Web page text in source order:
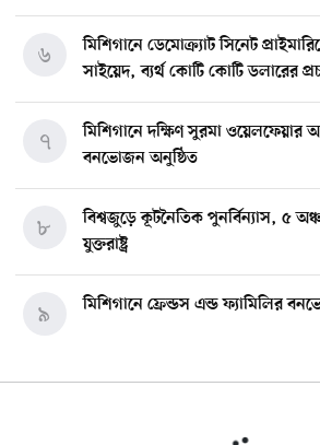
মিশিগানে ডেমোক্র্যাট সিনেট
সাইয়েদ, ব্যর্থ কোটি কোটি ডলারের
৬
মিশিগানে দক্ষিণ সুরমা ওয়েলফেয়ার
বনভোজন অনুষ্ঠিত
৭
বিশ্বজুড়ে কূটনৈতিক পুনর্বিন্যাস, ৫
যুক্তরাষ্ট্র
৮
মিশিগানে ফ্রেন্ডস এন্ড ফ্যামিলির
৯
মিশিগানে ডেমোক্র্যাটদের